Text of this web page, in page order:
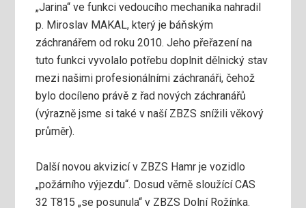
„Jarina“ ve funkci vedoucího mechanika nahradil
p. Miroslav MAKAL, který je báňským
záchranářem od roku 2010. Jeho přeřazení na
tuto funkci vyvolalo potřebu doplnit dělnický stav
mezi našimi profesionálními záchranáři, čehož
bylo docíleno právě z řad nových záchranářů
(výrazně jsme si také v naší ZBZS snížili věkový
průměr).
Další novou akvizicí v ZBZS Hamr je vozidlo
„požárního výjezdu“. Dosud věrně sloužící CAS
32 T815 „se posunula“ v ZBZS Dolní Rožínka.